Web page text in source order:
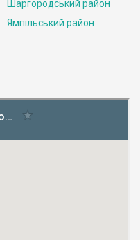
Шаргородський район
Ямпільський район